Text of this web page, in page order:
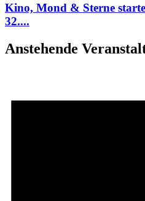
Kino, Mond & Sterne
32....
Anstehende